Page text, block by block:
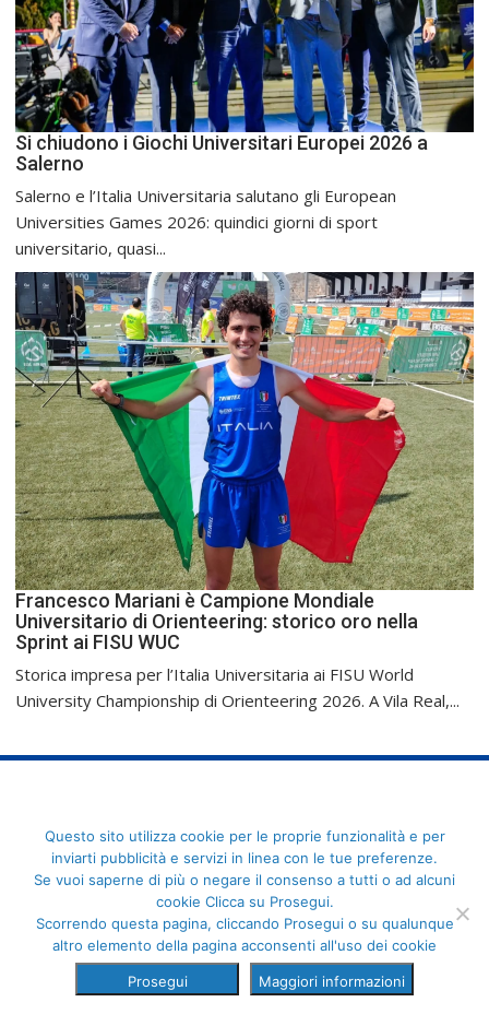
Si chiudono i Giochi Universitari Europei 2026 a
Salerno
Salerno e l’Italia Universitaria salutano gli European
Universities Games 2026: quindici giorni di sport
universitario, quasi...
Francesco Mariani è Campione Mondiale
Universitario di Orienteering: storico oro nella
Sprint ai FISU WUC
Storica impresa per l’Italia Universitaria ai FISU World
University Championship di Orienteering 2026. A Vila Real,...
FederCUSI: Federazione Italiana dello Sport Universitario - Via
Angelo Brofferio, 7 - 00195 Roma - C.F. 80109270589
Questo sito utilizza cookie per le proprie funzionalità e per
inviarti pubblicità e servizi in linea con le tue preferenze.
Se vuoi saperne di più o negare il consenso a tutti o ad alcuni
cookie Clicca su Prosegui.
Scorrendo questa pagina, cliccando Prosegui o su qualunque
altro elemento della pagina acconsenti all'uso dei cookie
Prosegui Maggiori informazioni